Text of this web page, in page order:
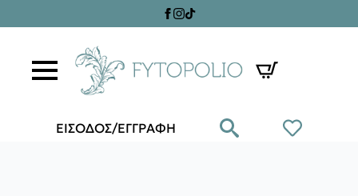
ΕΙΣΟΔΟΣ/ΕΓΓΡΑΦΗ